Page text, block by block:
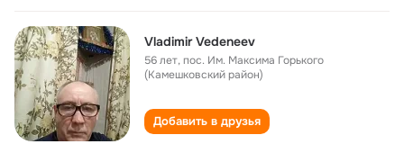
Vladimir Vedeneev
56 лет,пос. Им. Максима Горького
(Камешковский район)
Добавить в друзья